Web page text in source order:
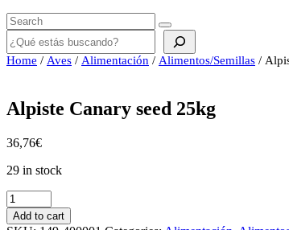
Buscar
Home / Aves / Alimentación / Alimentos/Semillas /
Alpiste Canary seed 25kg
36,76€
29 in stock
Alpiste
Canary
seed
Add to cart